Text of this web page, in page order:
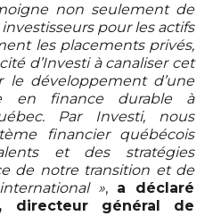
non seulement de
pour les actifs
les placements privés,
d’Investi à canaliser cet
développement d’une
en finance durable à
Par Investi, nous
financier québécois
et des stratégies
de notre transition et de
», a déclaré
directeur général de